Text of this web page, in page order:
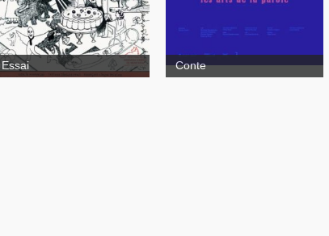
Essai Conte